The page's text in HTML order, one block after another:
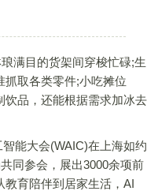
满目的货架间穿梭忙碌;生
抓取各类零件;小吃摊位
饮品，还能根据需求加冰去
能大会(WAIC)在上海如约
同参会，展出3000余项前
育陪伴到居家生活，AI